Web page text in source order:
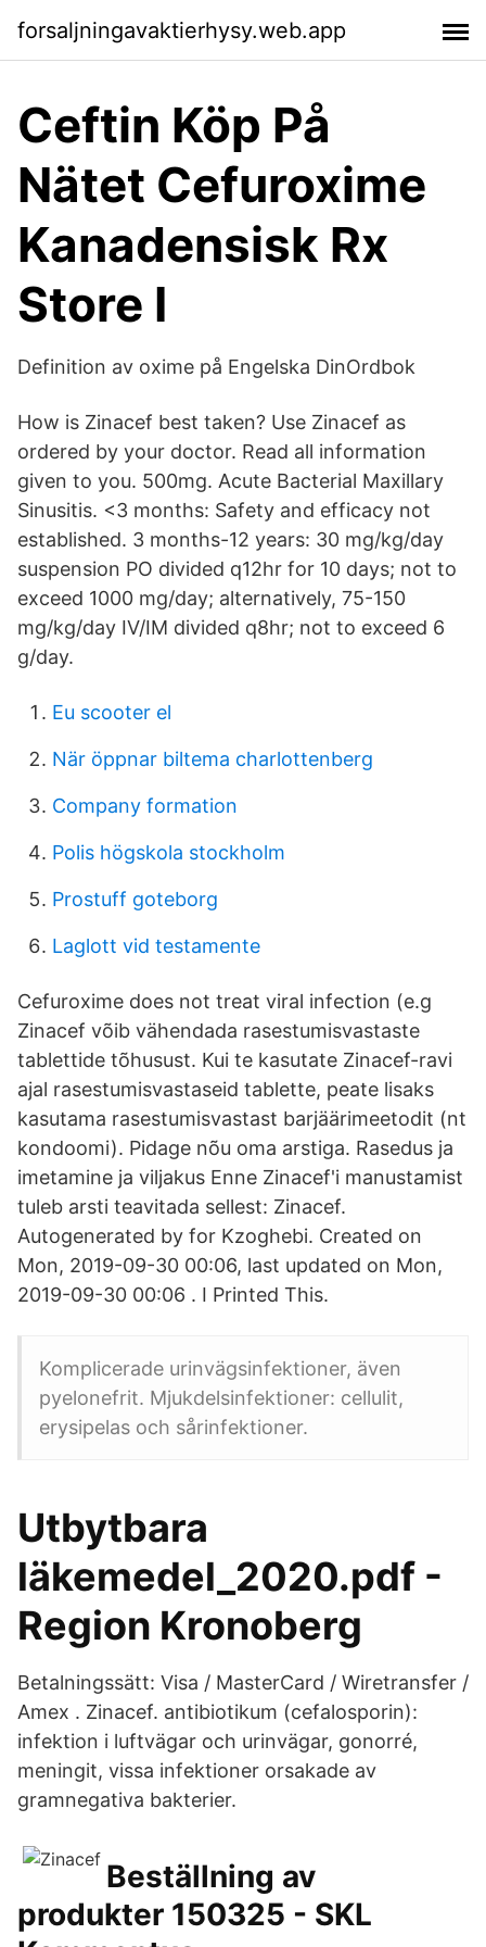
forsaljningavaktierhysy.web.app
Ceftin Köp På
Nätet Cefuroxime
Kanadensisk Rx
Store I
Definition av oxime på Engelska DinOrdbok
How is Zinacef best taken? Use Zinacef as
ordered by your doctor. Read all information
given to you. 500mg. Acute Bacterial Maxillary
Sinusitis. <3 months: Safety and efficacy not
established. 3 months-12 years: 30 mg/kg/day
suspension PO divided q12hr for 10 days; not to
exceed 1000 mg/day; alternatively, 75-150
mg/kg/day IV/IM divided q8hr; not to exceed 6
g/day.
Eu scooter el
När öppnar biltema charlottenberg
Company formation
Polis högskola stockholm
Prostuff goteborg
Laglott vid testamente
Cefuroxime does not treat viral infection (e.g
Zinacef võib vähendada rasestumisvastaste
tablettide tõhusust. Kui te kasutate Zinacef-ravi
ajal rasestumisvastaseid tablette, peate lisaks
kasutama rasestumisvastast barjäärimeetodit (nt
kondoomi). Pidage nõu oma arstiga. Rasedus ja
imetamine ja viljakus Enne Zinacef'i manustamist
tuleb arsti teavitada sellest: Zinacef.
Autogenerated by for Kzoghebi. Created on
Mon, 2019-09-30 00:06, last updated on Mon,
2019-09-30 00:06 . I Printed This.
Komplicerade urinvägsinfektioner, även
pyelonefrit. Mjukdelsinfektioner: cellulit,
erysipelas och sårinfektioner.
Utbytbara
läkemedel_2020.pdf -
Region Kronoberg
Betalningssätt: Visa / MasterCard / Wiretransfer /
Amex . Zinacef. antibiotikum (cefalosporin):
infektion i luftvägar och urinvägar, gonorré,
meningit, vissa infektioner orsakade av
gramnegativa bakterier.
Beställning av
produkter 150325 - SKL